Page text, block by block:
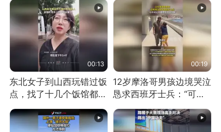
消息）
处理
00:13
东北女子到山西玩错过饭
点，找了十几个饭馆都没
00:19
12岁摩洛哥男孩边境哭泣
恳求西班牙士兵：“可不